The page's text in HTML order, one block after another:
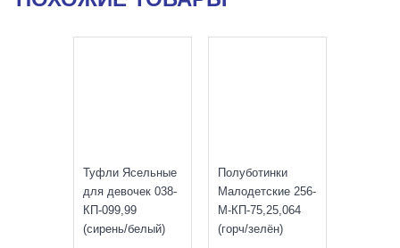
Туфли Ясельные
для девочек 038-
КП-099,99
(сирень/белый)
Полуботинки
Малодетские 256-
М-КП-75,25,064
(горч/зелён)